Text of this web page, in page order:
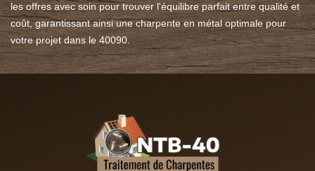
les offres avec soin pour trouver l'équilibre parfait entre qualité et
coût, garantissant ainsi une charpente en métal optimale pour
votre projet dans le 40090.